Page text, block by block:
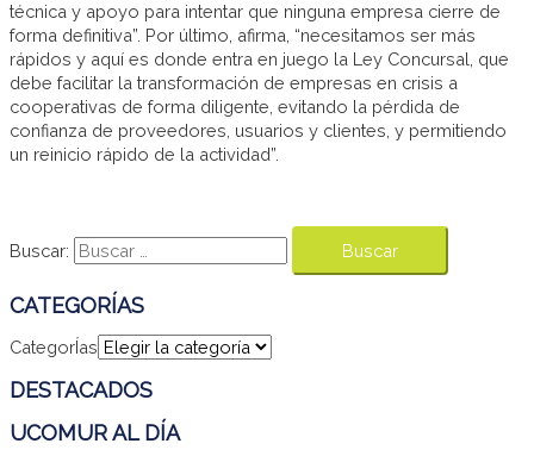
técnica y apoyo para intentar que ninguna empresa cierre de
forma definitiva”. Por último, afirma, “necesitamos ser más
rápidos y aquí es donde entra en juego la Ley Concursal, que
debe facilitar la transformación de empresas en crisis a
cooperativas de forma diligente, evitando la pérdida de
confianza de proveedores, usuarios y clientes, y permitiendo
un reinicio rápido de la actividad”.
Buscar:
CATEGORÍAS
CategorÍas
DESTACADOS
UCOMUR AL DÍA